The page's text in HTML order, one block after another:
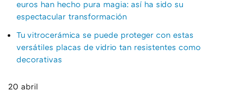
euros han hecho pura magia: así ha sido su
espectacular transformación
Tu vitrocerámica se puede proteger con estas
versátiles placas de vidrio tan resistentes como
decorativas
20 abril